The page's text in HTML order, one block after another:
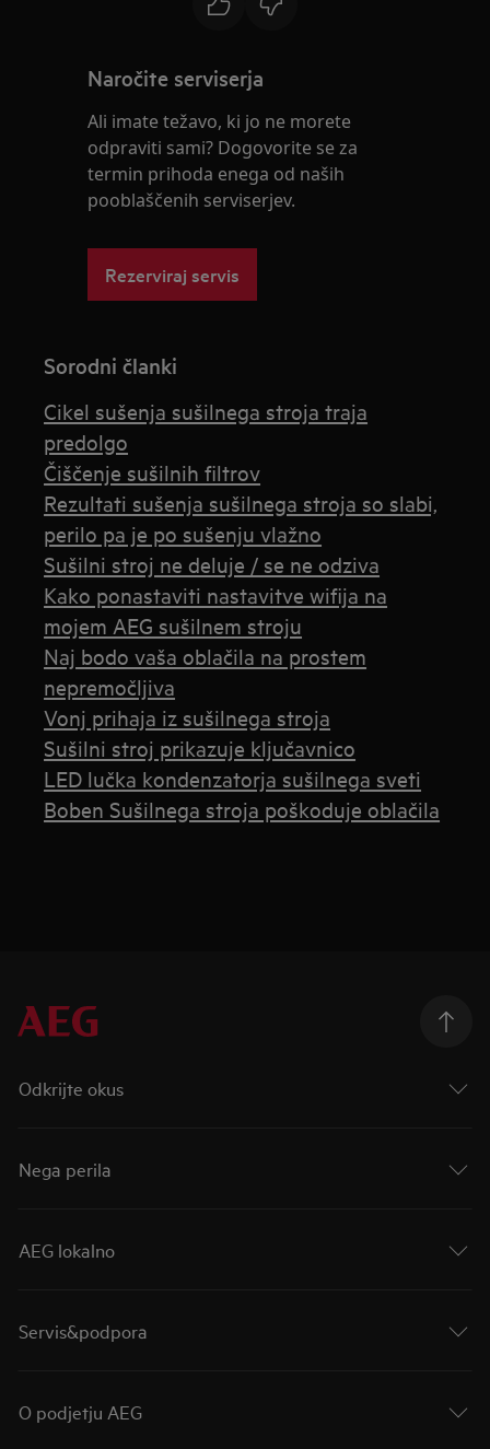
Naročite serviserja
Ali imate težavo, ki jo ne morete
odpraviti sami? Dogovorite se za
termin prihoda enega od naših
pooblaščenih serviserjev.
Rezerviraj servis
Sorodni članki
Cikel sušenja sušilnega stroja traja
predolgo
Čiščenje sušilnih filtrov
Rezultati sušenja sušilnega stroja so slabi,
perilo pa je po sušenju vlažno
Sušilni stroj ne deluje / se ne odziva
Kako ponastaviti nastavitve wifija na
mojem AEG sušilnem stroju
Naj bodo vaša oblačila na prostem
nepremočljiva
Vonj prihaja iz sušilnega stroja
Sušilni stroj prikazuje ključavnico
LED lučka kondenzatorja sušilnega sveti
Boben Sušilnega stroja poškoduje oblačila
Odkrijte okus
Nega perila
AEG lokalno
Servis&podpora
O podjetju AEG